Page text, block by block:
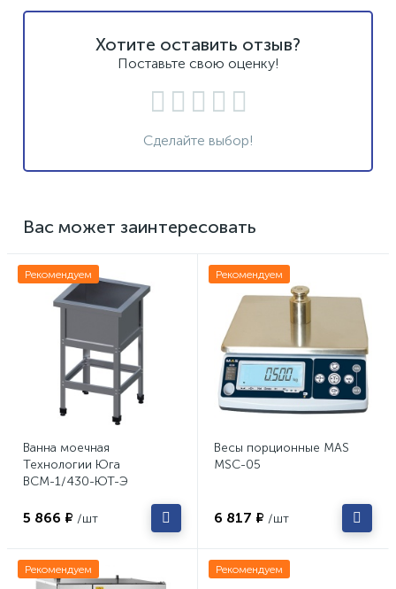
Хотите оставить отзыв?
Поставьте свою оценку!
Сделайте выбор!
Вас может заинтересовать
Рекомендуем
Ванна моечная
Технологии Юга
ВСМ-1/430-ЮТ-Э
5 866 ₽ /шт
Рекомендуем
Весы порционные MAS
MSC-05
6 817 ₽ /шт
Рекомендуем Рекомендуем